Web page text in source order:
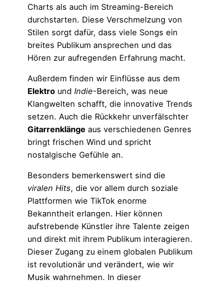
Charts als auch im Streaming-Bereich
durchstarten. Diese Verschmelzung von
Stilen sorgt dafür, dass viele Songs ein
breites Publikum ansprechen und das
Hören zur aufregenden Erfahrung macht.
Außerdem finden wir Einflüsse aus dem
Elektro und Indie-Bereich, was neue
Klangwelten schafft, die innovative Trends
setzen. Auch die Rückkehr unverfälschter
Gitarrenklänge aus verschiedenen Genres
bringt frischen Wind und spricht
nostalgische Gefühle an.
Besonders bemerkenswert sind die
viralen Hits, die vor allem durch soziale
Plattformen wie TikTok enorme
Bekanntheit erlangen. Hier können
aufstrebende Künstler ihre Talente zeigen
und direkt mit ihrem Publikum interagieren.
Dieser Zugang zu einem globalen Publikum
ist revolutionär und verändert, wie wir
Musik wahrnehmen. In dieser